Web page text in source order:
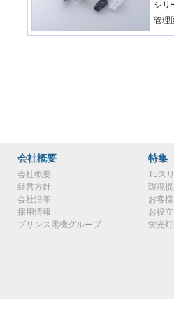
シリ
管理
会社概要
会社概要
経営方針
会社沿革
採用情報
プリンス電機グループ
特集
T5ス
環境提
お客
お役
蛍光